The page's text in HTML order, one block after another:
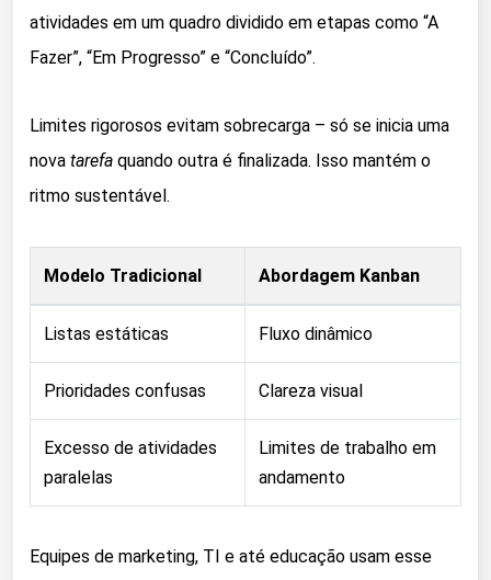
atividades em um quadro dividido em etapas como “A
Fazer”, “Em Progresso” e “Concluído”.
Limites rigorosos evitam sobrecarga – só se inicia uma
nova tarefa quando outra é finalizada. Isso mantém o
ritmo sustentável.
Modelo Tradicional Abordagem Kanban
Listas estáticas Fluxo dinâmico
Prioridades confusas Clareza visual
Excesso de atividades
paralelas
Limites de trabalho em
andamento
Equipes de marketing, TI e até educação usam esse